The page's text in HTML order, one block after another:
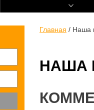
Главная / Наша
НАША